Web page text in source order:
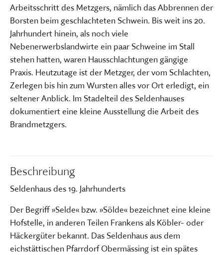
Arbeitsschritt des Metzgers, nämlich das Abbrennen der
Borsten beim geschlachteten Schwein. Bis weit ins 20.
Jahrhundert hinein, als noch viele
Nebenerwerbslandwirte ein paar Schweine im Stall
stehen hatten, waren Hausschlachtungen gängige
Praxis. Heutzutage ist der Metzger, der vom Schlachten,
Zerlegen bis hin zum Wursten alles vor Ort erledigt, ein
seltener Anblick. Im Stadelteil des Seldenhauses
dokumentiert eine kleine Ausstellung die Arbeit des
Brandmetzgers.
Beschreibung
Seldenhaus des 19. Jahrhunderts
Der Begriff »Selde« bzw. »Sölde« bezeichnet eine kleine
Hofstelle, in anderen Teilen Frankens als Köbler- oder
Häckergüter bekannt. Das Seldenhaus aus dem
eichstättischen Pfarrdorf Obermässing ist ein spätes